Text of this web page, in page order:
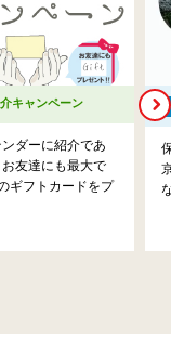
キャンペーン
ダーに紹介であ
友達にも最大で
ギフトカードをプ